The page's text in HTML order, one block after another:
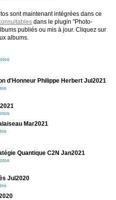
sont maintenant intégrées dans ce
dans le plugin "Photo-
publiés ou mis à jour. Cliquez sur
albums.
d'Honneur Philippe Herbert Jul2021
Mar2021
Quantique C2N Jan2021
Jul2020